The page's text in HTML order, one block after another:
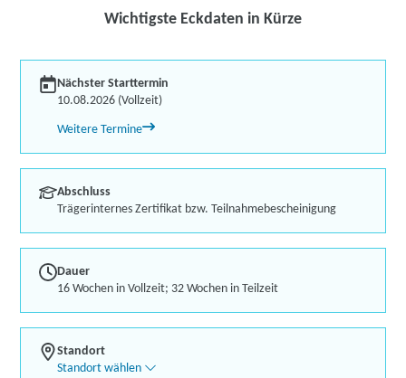
Wichtigste Eckdaten in Kürze
Nächster Starttermin
10.08.2026 (Vollzeit)
Weitere Termine
Abschluss
Trägerinternes Zertifikat bzw. Teilnahmebescheinigung
Dauer
16 Wochen in Vollzeit; 32 Wochen in Teilzeit
Standort
Standort wählen